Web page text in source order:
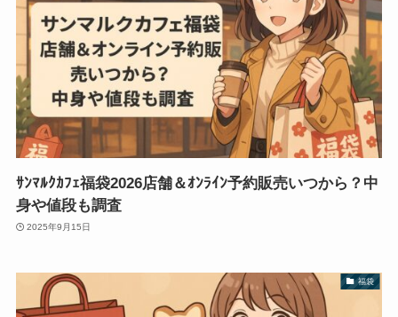
ｻﾝﾏﾙｸｶﾌｪ福袋2026店舗＆ｵﾝﾗｲﾝ予約販売いつから？中
身や値段も調査
2025年9月15日
福袋